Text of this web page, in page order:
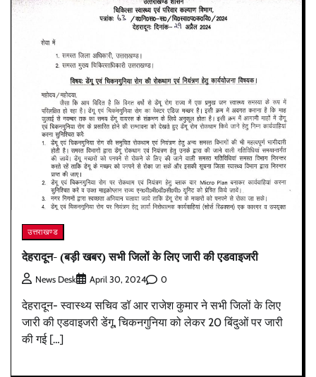
उत्तराखण्ड
देहरादून- (बड़ी खबर) सभी जिलों के लिए जारी की एडवाइजरी
News Desk April 30, 2024 0
देहरादून- स्वास्थ्य सचिव डॉ आर राजेश कुमार ने सभी जिलों के लिए
जारी की एडवाइजरी डेंगू, चिकनगुनिया को लेकर 20 बिंदुओं पर जारी
की गई […]